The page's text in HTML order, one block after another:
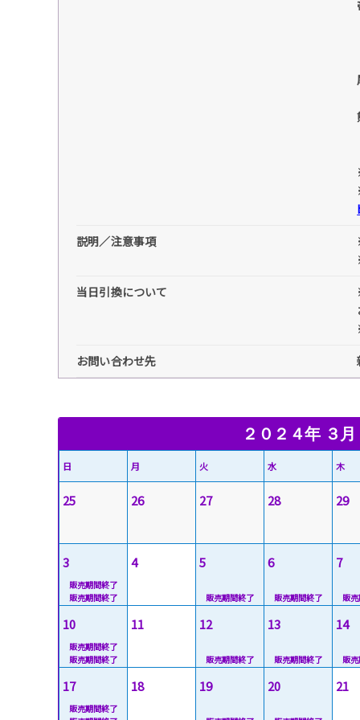
説明／注意事項
当日引換について
お問い合わせ先
２０２４年 ３月
日 月 火 水 木
25 26 27 28 29
3 4 5 6 7
10 11 12 13 14
17 18 19 20 21